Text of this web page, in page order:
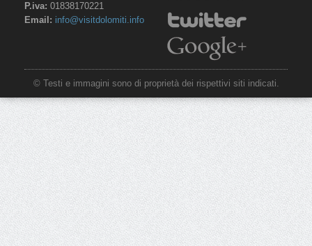
P.iva: 01838170221
Email: info@visitdolomiti.info
© Testi e immagini sono di proprietà dei rispettivi siti indicati.